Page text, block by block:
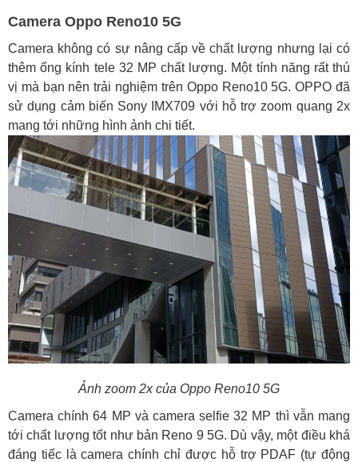
Camera Oppo Reno10 5G
Camera không có sự nâng cấp về chất lượng nhưng lại có
thêm ống kính tele 32 MP chất lượng. Một tính năng rất thú
vị mà bạn nên trải nghiệm trên Oppo Reno10 5G. OPPO đã
sử dụng cảm biến Sony IMX709 với hỗ trợ zoom quang 2x
mang tới những hình ảnh chi tiết.
Ảnh zoom 2x của Oppo Reno10 5G
Camera chính 64 MP và camera selfie 32 MP thì vẫn mang
tới chất lượng tốt như bản Reno 9 5G. Dù vậy, một điều khá
đáng tiếc là camera chính chỉ được hỗ trợ PDAF (tự động